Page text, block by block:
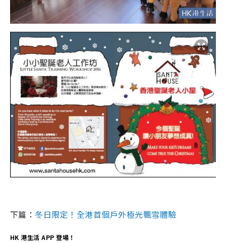
下篇：冬日限定！全港首個戶外極光飄雪體驗
HK 港生活 APP 登場！